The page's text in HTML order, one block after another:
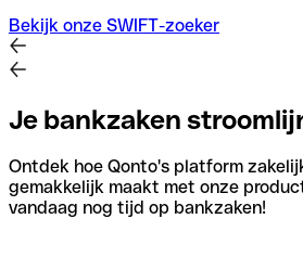
Bekijk onze SWIFT-zoeker
Je bankzaken
Ontdek hoe Qonto's platform
gemakkelijk maakt met onze
vandaag nog tijd op bankzaken!